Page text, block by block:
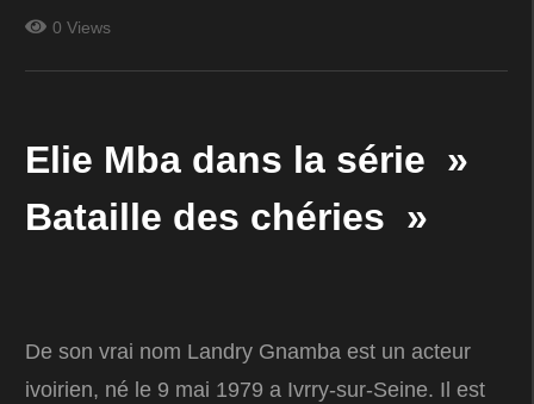
0 Views
Elie Mba dans la série »
Bataille des chéries »
De son vrai nom Landry Gnamba est un acteur
ivoirien, né le 9 mai 1979 a Ivrry-sur-Seine. Il est